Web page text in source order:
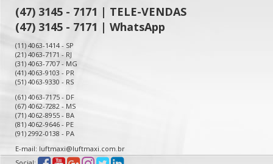
(47) 3145 - 7171 | TELE-VENDAS
(47) 3145 - 7171 | WhatsApp
(11) 4063-1414 - SP
(21) 4063-7171 - RJ
(31) 4063-7707 - MG
(41) 4063-9103 - PR
(51) 4063-9330 - RS
(61) 4063-7175 - DF
(67) 4062-7282 - MS
(71) 4062-8955 - BA
(81) 4062-9646 - PE
(91) 2992-0138 - PA
E-mail: luftmaxi@luftmaxi.com.br